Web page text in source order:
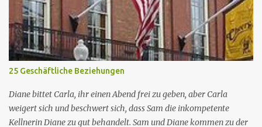
Supermarkt eine Frau kennengelernt, mit der er auf ein Date geht.
Bei der Heimkehr bringt er Nancy gleich mit, genau in dem
Moment als er mit ihr wieder im Schlafzimmer verschwunden ist
kommt Jake ins Strandhaus. Alan gibt sich übermäßig viel Mühe
Nancy vor Jake zu verbergen, während Jake sich nur für den
Fernseher interessiert. Nach einer Woche möchte Alan ihr einen
Heiratsantrag machen; zu diesen kommt es aber gar nicht, weil sie
anruft und Alan sagt, dass ihr Mann nach...
25 Geschäftliche Beziehungen
Diane bittet Carla, ihr einen Abend frei zu geben, aber Carla
weigert sich und beschwert sich, dass Sam die inkompetente
Kellnerin Diane zu gut behandelt. Sam und Diane kommen zu der